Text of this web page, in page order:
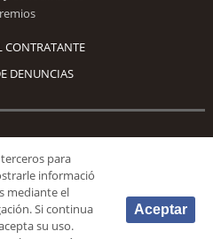
CONTRATANTE
DENUNCIAS
Síguenos
para
informació
mediante el
Si continua
su uso.
Aceptar